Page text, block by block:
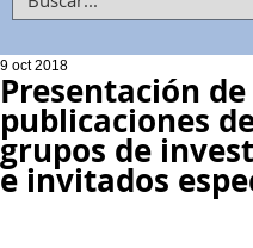
Presentación
publicaciones
grupos de
e invitados
9 oct 2018